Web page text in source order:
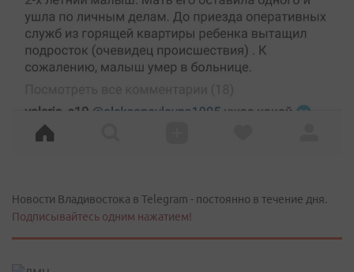
Новости Владивостока в Telegram - постоянно в течение дня.
Подписывайтесь одним нажатием!